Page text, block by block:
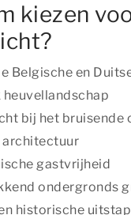
kiezen
Belgische en
bij het bruisende
architectuur
gastvrijheid
ondergronds
historische